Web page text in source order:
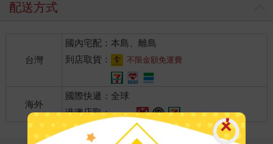
配送方式
台灣
國內宅配：本島、離島
到店取貨：
不限金額免運費
海外
國際快遞：全球
港澳店取：